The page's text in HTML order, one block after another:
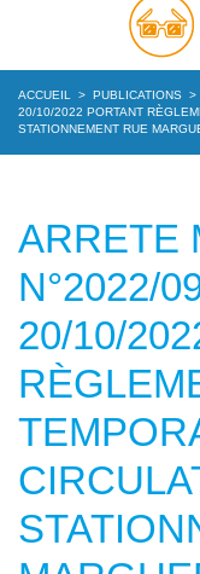
ACCUEIL > PUBLICATIONS >
20/10/2022 PORTANT
STATIONNEMENT RUE
ARRETE
N°2022/
20/10/